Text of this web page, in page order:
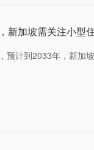
新加坡需关注小型
预计到2033年，新